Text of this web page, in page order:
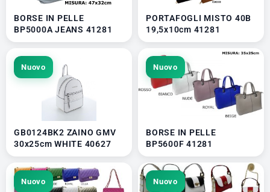
BORSE IN PELLE
BP5000A JEANS 41281
PORTAFOGLI MISTO 40B
19,5x10cm 41281
Nuovo
GB0124BK2 ZAINO GMV
30x25cm WHITE 40627
Nuovo
BORSE IN PELLE
BP5600F 41281
Nuovo Nuovo